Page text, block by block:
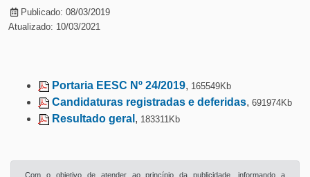
Publicado: 08/03/2019
Atualizado: 10/03/2021
Portaria EESC Nº 24/2019, 165549Kb
Candidaturas registradas e deferidas, 691974Kb
Resultado geral , 183311Kb
Com o objetivo de atender ao princípio da publicidade, informando a